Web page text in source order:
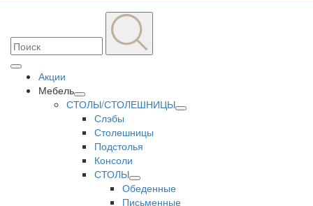
Акции
Мебель
СТОЛЫ/СТОЛЕШНИЦЫ
Слэбы
Столешницы
Подстолья
Консоли
СТОЛЫ
Обеденные
Письменные